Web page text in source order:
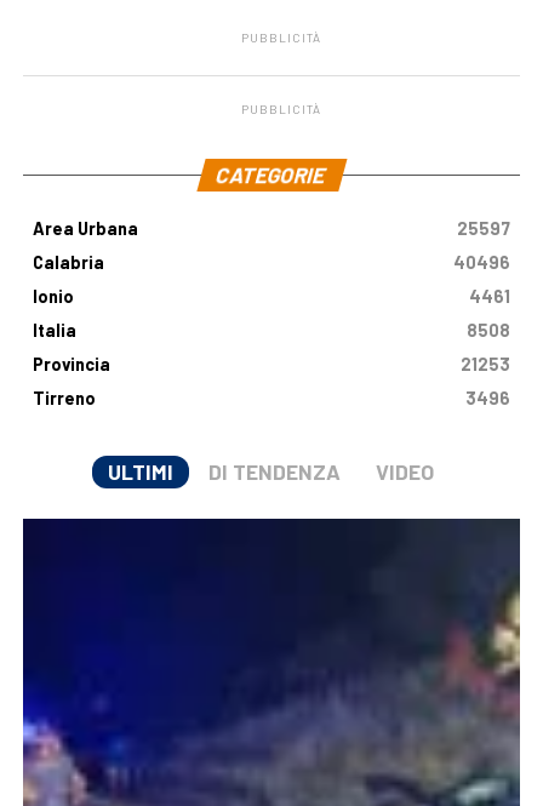
PUBBLICITÀ
PUBBLICITÀ
CATEGORIE
Area Urbana
25597
Calabria
40496
Ionio
4461
Italia
8508
Provincia
21253
Tirreno
3496
ULTIMI DI TENDENZA VIDEO